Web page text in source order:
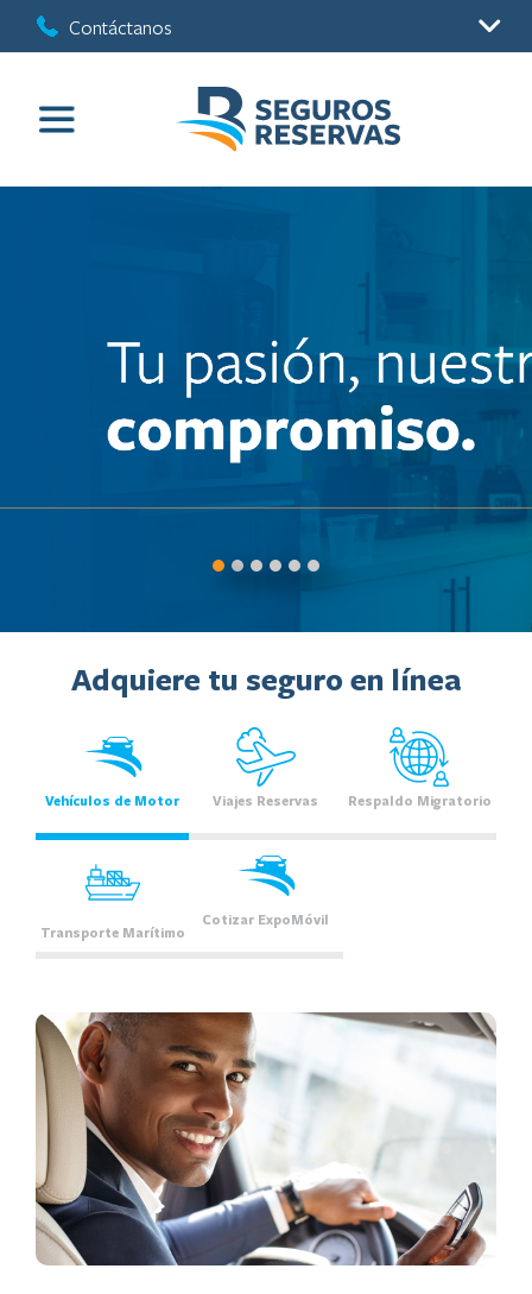
Contáctanos
Adquiere tu seguro en línea
Vehículos de Motor Viajes Reservas Respaldo Migratorio
Transporte Marítimo
Cotizar ExpoMóvil